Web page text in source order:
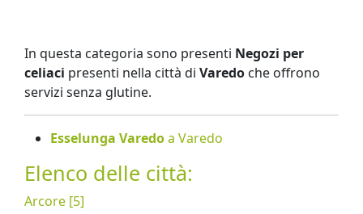
In questa categoria sono presenti Negozi per
celiaci presenti nella città di Varedo che offrono
servizi senza glutine.
Esselunga Varedoa Varedo
Elenco delle città:
Arcore [5]